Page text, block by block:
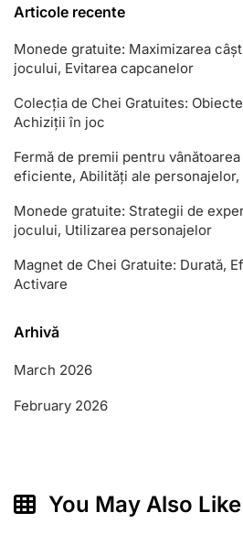
Articole recente
Monede gratuite: Maximizarea
jocului, Evitarea capcanelor
Colecția de Chei Gratuites:
Achiziții în joc
Fermă de premii pentru
eficiente, Abilități ale
Monede gratuite: Strategii de
jocului, Utilizarea personajelor
Magnet de Chei Gratuite: Durată,
Activare
Arhivă
March 2026
February 2026
You May Also